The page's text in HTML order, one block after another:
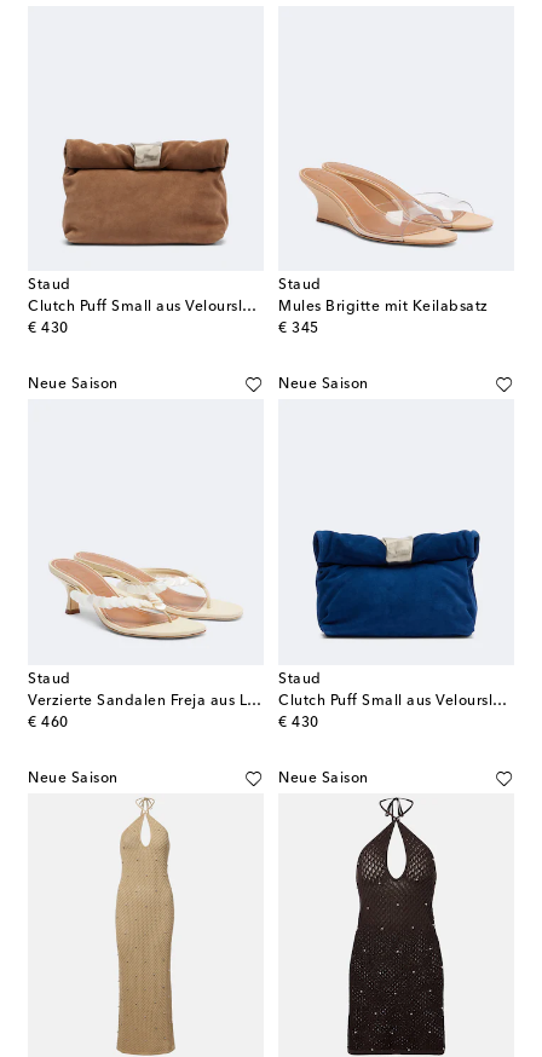
Staud
Clutch Puff Small aus Veloursleder
€ 430
original price
Staud
Mules Brigitte mit Keilabsatz
€ 345
original price
Neue Saison
Staud
Verzierte Sandalen Freja aus Leder
€ 460
original price
Neue Saison
Staud
Clutch Puff Small aus Veloursleder
€ 430
original price
Neue Saison Neue Saison